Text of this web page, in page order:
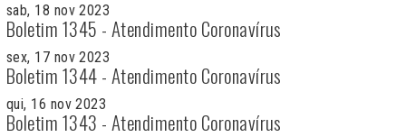
sab, 18 nov 2023
Boletim 1345 - Atendimento Coronavírus
sex, 17 nov 2023
Boletim 1344 - Atendimento Coronavírus
qui, 16 nov 2023
Boletim 1343 - Atendimento Coronavírus